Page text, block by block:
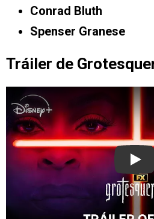
Conrad Bluth
Spenser Granese
Tráiler de